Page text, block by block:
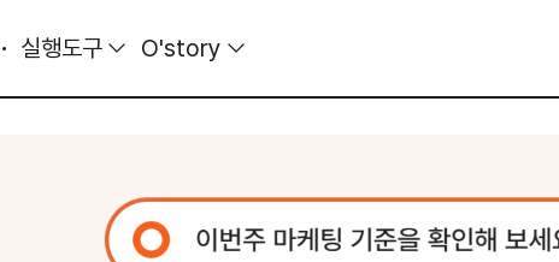
실행도구 O'story